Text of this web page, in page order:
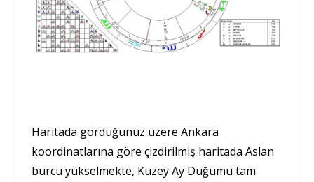
Haritada gördüğünüz üzere Ankara
koordinatlarına göre çizdirilmiş haritada Aslan
burcu yükselmekte, Kuzey Ay Düğümü tam